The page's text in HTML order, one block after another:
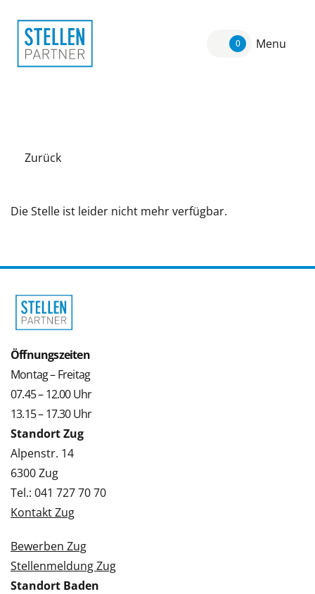
0 Menu
Zurück
Die Stelle ist leider nicht mehr verfügbar.
Öffnungszeiten
Montag – Freitag
07.45 – 12.00 Uhr
13.15 – 17.30 Uhr
Standort Zug
Alpenstr. 14
6300 Zug
Tel.: 041 727 70 70
Kontakt Zug
Bewerben Zug
Stellenmeldung Zug
Standort Baden